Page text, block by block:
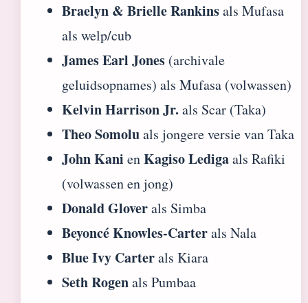
Braelyn & Brielle Rankinsals Mufasa
als welp/cub
James Earl Jones (archivale
geluidsopnames) als Mufasa (volwassen)
Kelvin Harrison Jr. als Scar (Taka)
Theo Somoluals jongere versie van Taka
John Kani enKagiso Ledigaals Rafiki
(volwassen en jong)
Donald Gloverals Simba
Beyoncé Knowles-Carterals Nala
Blue Ivy Carterals Kiara
Seth Rogenals Pumbaa